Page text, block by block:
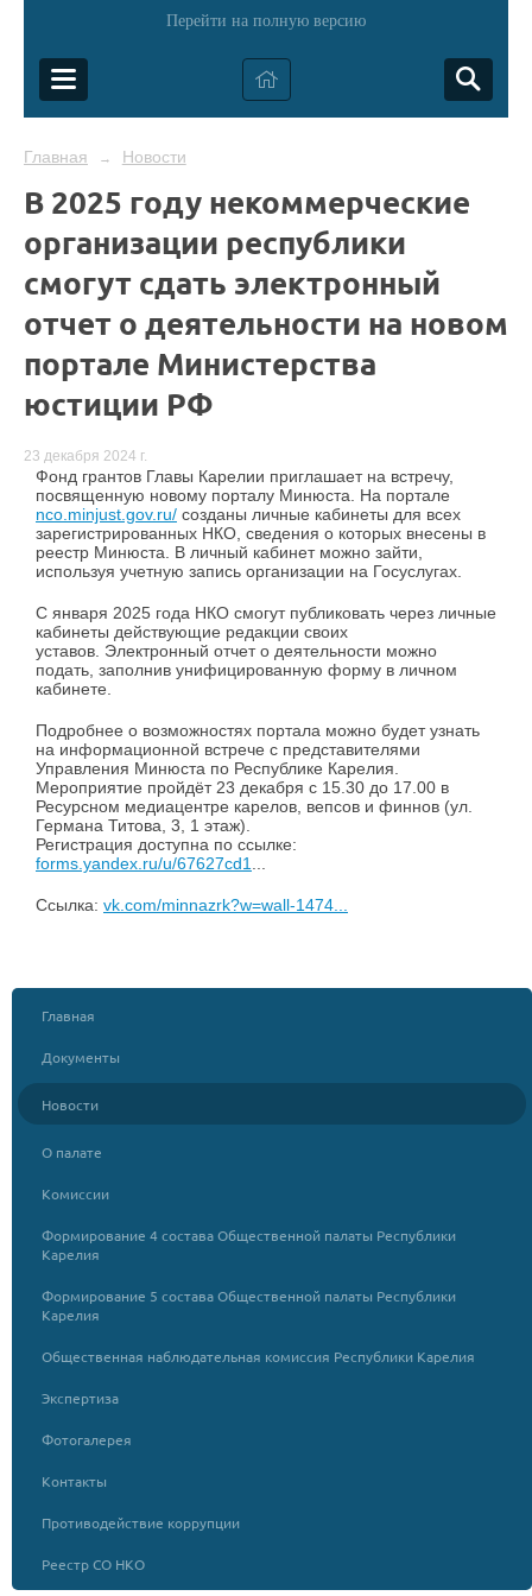
Перейти на полную версию
Главная → Новости
В 2025 году некоммерческие
организации республики
смогут сдать электронный
отчет о деятельности на новом
портале Министерства
юстиции РФ
23 декабря 2024 г.
Фонд грантов Главы Карелии приглашает на встречу,
посвященную новому порталу Минюста. На портале
nco.minjust.gov.ru/ созданы личные кабинеты для всех
зарегистрированных НКО, сведения о которых внесены в
реестр Минюста. В личный кабинет можно зайти,
используя учетную запись организации на Госуслугах.
С января 2025 года НКО смогут публиковать через личные
кабинеты действующие редакции своих
уставов. Электронный отчет о деятельности можно
подать, заполнив унифицированную форму в личном
кабинете.
Подробнее о возможностях портала можно будет узнать
на информационной встрече с представителями
Управления Минюста по Республике Карелия.
Мероприятие пройдёт 23 декабря с 15.30 до 17.00 в
Ресурсном медиацентре карелов, вепсов и финнов (ул.
Германа Титова, 3, 1 этаж).
Регистрация доступна по ссылке:
forms.yandex.ru/u/67627cd1
Ссылка: vk.com/minnazrk?w=wall-1474...
Главная
Документы
Новости
О палате
Комиссии
Формирование 4 состава Общественной палаты Республики
Карелия
Формирование 5 состава Общественной палаты Республики
Карелия
Общественная наблюдательная комиссия Республики Карелия
Экспертиза
Фотогалерея
Контакты
Противодействие коррупции
Реестр СО НКО